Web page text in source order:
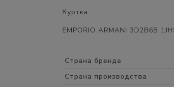
Куртка
EMPORIO ARMANI 3D2B6B
Страна бренда
Страна производства